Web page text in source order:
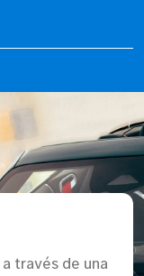
través de una